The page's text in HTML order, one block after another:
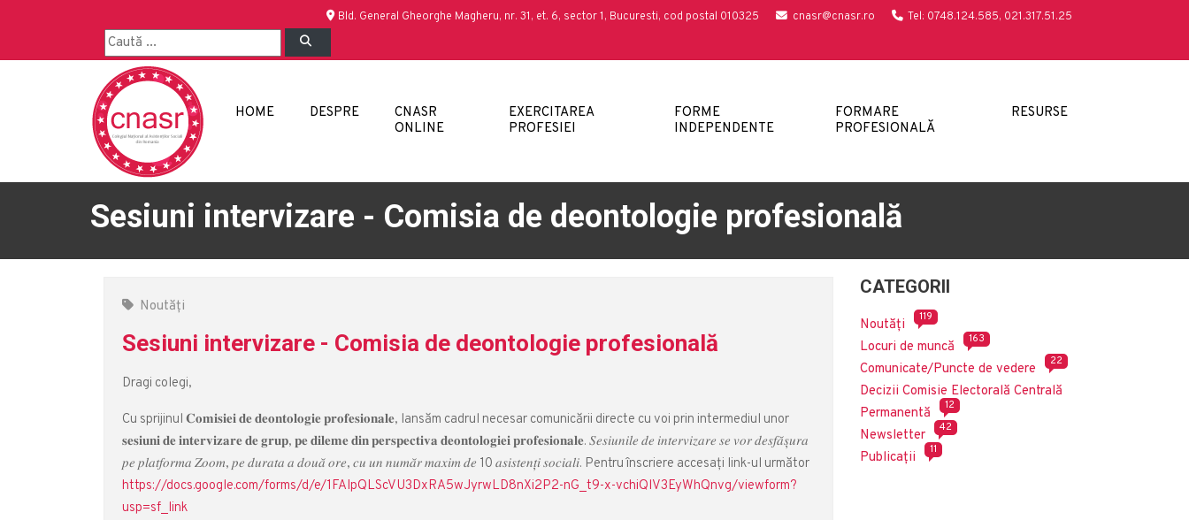
Bld. General Gheorghe Magheru, nr. 31, et. 6, sector 1, Bucuresti, cod postal 010325 cnasr@cnasr.ro Tel: 0748.124.585, 021.317.51.25
HOME DESPRE
CNASR
ONLINE
EXERCITAREA
PROFESIEI
FORME
INDEPENDENTE
FORMARE
PROFESIONALĂ
RESURSE
Sesiuni intervizare - Comisia de deontologie profesională
Noutăți
Sesiuni intervizare - Comisia de deontologie profesională
Dragi colegi,
Cu sprijinul 𝐂𝐨𝐦𝐢𝐬𝐢𝐞𝐢 𝐝𝐞 𝐝𝐞𝐨𝐧𝐭𝐨𝐥𝐨𝐠𝐢𝐞 𝐩𝐫𝐨𝐟𝐞𝐬𝐢𝐨𝐧𝐚𝐥𝐞, lansăm cadrul necesar comunicării directe cu voi prin intermediul unor
𝐬𝐞𝐬𝐢𝐮𝐧𝐢 𝐝𝐞 𝐢𝐧𝐭𝐞𝐫𝐯𝐢𝐳𝐚𝐫𝐞 𝐝𝐞 𝐠𝐫𝐮𝐩, 𝐩𝐞 𝐝𝐢𝐥𝐞𝐦𝐞 𝐝𝐢𝐧 𝐩𝐞𝐫𝐬𝐩𝐞𝐜𝐭𝐢𝐯𝐚 𝐝𝐞𝐨𝐧𝐭𝐨𝐥𝐨𝐠𝐢𝐞𝐢 𝐩𝐫𝐨𝐟𝐞𝐬𝐢𝐨𝐧𝐚𝐥𝐞. 𝑆𝑒𝑠𝑖𝑢𝑛𝑖𝑙𝑒 𝑑𝑒 𝑖𝑛𝑡𝑒𝑟𝑣𝑖𝑧𝑎𝑟𝑒 𝑠𝑒 𝑣𝑜𝑟 𝑑𝑒𝑠𝑓𝑎̆𝑠̦𝑢𝑟𝑎
𝑝𝑒 𝑝𝑙𝑎𝑡𝑓𝑜𝑟𝑚𝑎 𝑍𝑜𝑜𝑚, 𝑝𝑒 𝑑𝑢𝑟𝑎𝑡𝑎 𝑎 𝑑𝑜𝑢𝑎̆ 𝑜𝑟𝑒, 𝑐𝑢 𝑢𝑛 𝑛𝑢𝑚𝑎̆𝑟 𝑚𝑎𝑥𝑖𝑚 𝑑𝑒 10 𝑎𝑠𝑖𝑠𝑡𝑒𝑛𝑡̦𝑖 𝑠𝑜𝑐𝑖𝑎𝑙𝑖. Pentru înscriere accesați link-ul următor
https://docs.google.com/forms/d/e/1FAIpQLScVU3DxRA5wJyrwLD8nXi2P2-nG_t9-x-vchiQlV3EyWhQnvg/viewform?
usp=sf_link
CATEGORII
Noutăți 119
Locuri de muncă 163
Comunicate/Puncte de vedere 22
Decizii Comisie Electorală Centrală
Permanentă
12
Newsletter 42
Publicații 11